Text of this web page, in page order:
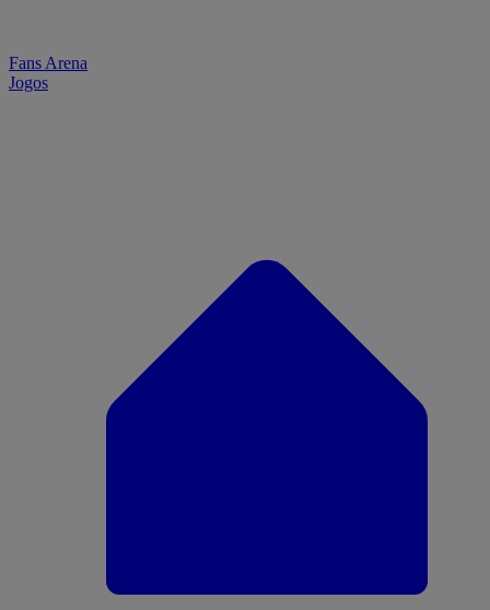
Fans Arena
Jogos